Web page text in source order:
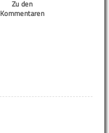
Zu den
Kommentaren